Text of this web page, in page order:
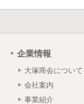
企業情報
大塚商会について
会社案内
事業紹介